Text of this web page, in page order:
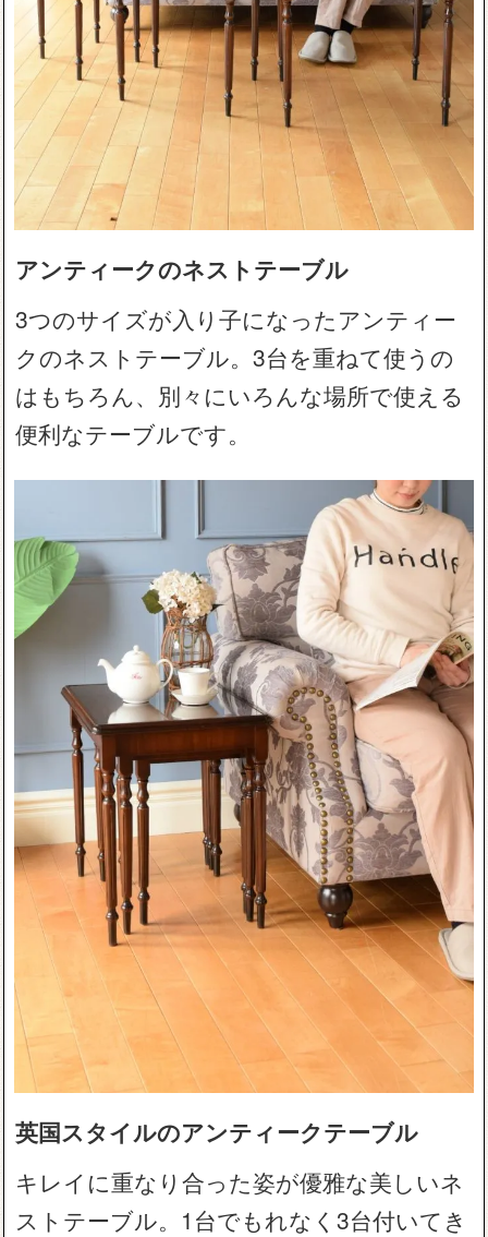
アンティークのネストテーブル
3つのサイズが入り子になったアンティー
クのネストテーブル。3台を重ねて使うの
はもちろん、別々にいろんな場所で使える
便利なテーブルです。
英国スタイルのアンティークテーブル
キレイに重なり合った姿が優雅な美しいネ
ストテーブル。1台でもれなく3台付いてき